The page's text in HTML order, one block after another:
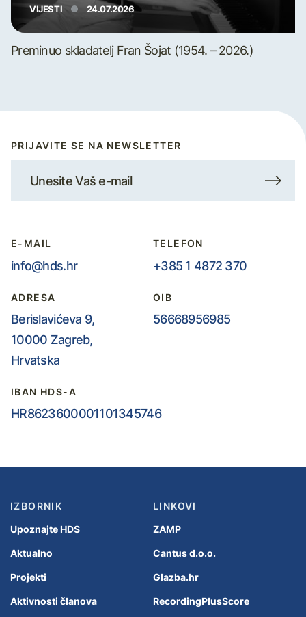
VIJESTI 24.07.2026
Preminuo skladatelj Fran Šojat (1954. – 2026.)
PRIJAVITE SE NA NEWSLETTER
E-MAIL
info@hds.hr
TELEFON
+385 1 4872 370
ADRESA
Berislavićeva 9,
10000 Zagreb,
Hrvatska
OIB
56668956985
IBAN HDS-A
HR8623600001101345746
IZBORNIK
Upoznajte HDS
Aktualno
Projekti
Aktivnosti članova
LINKOVI
ZAMP
Cantus d.o.o.
Glazba.hr
RecordingPlusScore